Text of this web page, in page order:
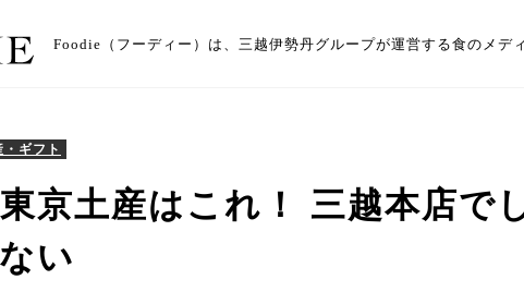
Foodie（フーディー）は、三越伊勢丹グループが運営する食のメデ
ギフト
京土産はこれ！ 三越本店で
い